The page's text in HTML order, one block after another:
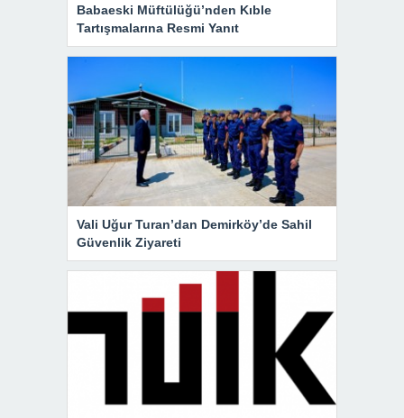
Babaeski Müftülüğü’nden Kıble
Tartışmalarına Resmi Yanıt
Vali Uğur Turan’dan Demirköy’de Sahil
Güvenlik Ziyareti